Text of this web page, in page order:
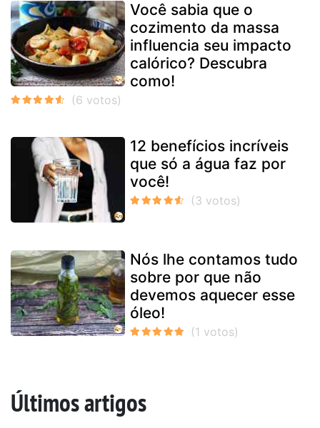
Você sabia que o
cozimento da massa
influencia seu impacto
calórico? Descubra
como!
12 benefícios incríveis
que só a água faz por
você!
Nós lhe contamos tudo
sobre por que não
devemos aquecer esse
óleo!
Últimos artigos